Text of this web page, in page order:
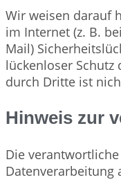
Wir weisen darauf
im Internet (z. B.
Mail)
lückenloser
durch Dritte ist
Hinweis zur
Die
Datenverarbeitung